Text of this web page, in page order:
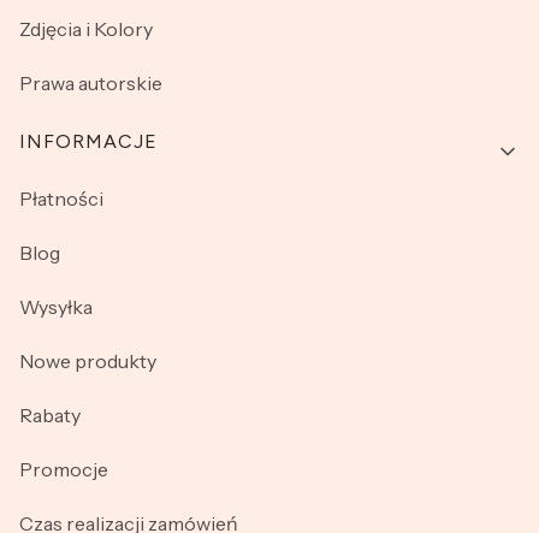
Zdjęcia i Kolory
Prawa autorskie
INFORMACJE
Płatności
Blog
Wysyłka
Nowe produkty
Rabaty
Promocje
Czas realizacji zamówień